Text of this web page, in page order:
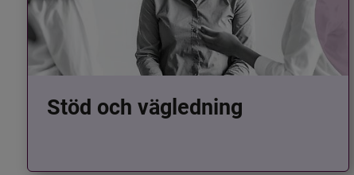
Stöd och vägledning